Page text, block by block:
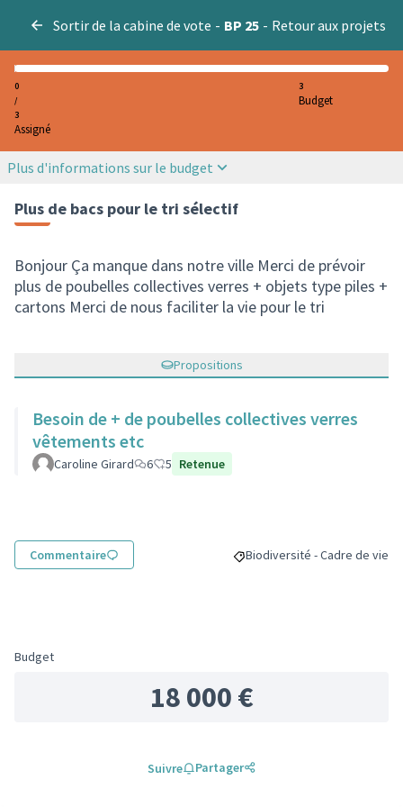
Sortir de la cabine de vote - BP 25 - Retour aux projets
0
/
3
Assigné
3
Budget
Plus d'informations sur le budget
Plus de bacs pour le tri sélectif
Bonjour Ça manque dans notre ville Merci de prévoir
plus de poubelles collectives verres + objets type piles +
cartons Merci de nous faciliter la vie pour le tri
Propositions
Besoin de + de poubelles collectives verres
vêtements etc
Caroline Girard 6 5 Retenue
Commentaire Filtrer les résultats pour le
Biodiversité - Cadre de vie
Budget
18 000 €
Suivre Partager